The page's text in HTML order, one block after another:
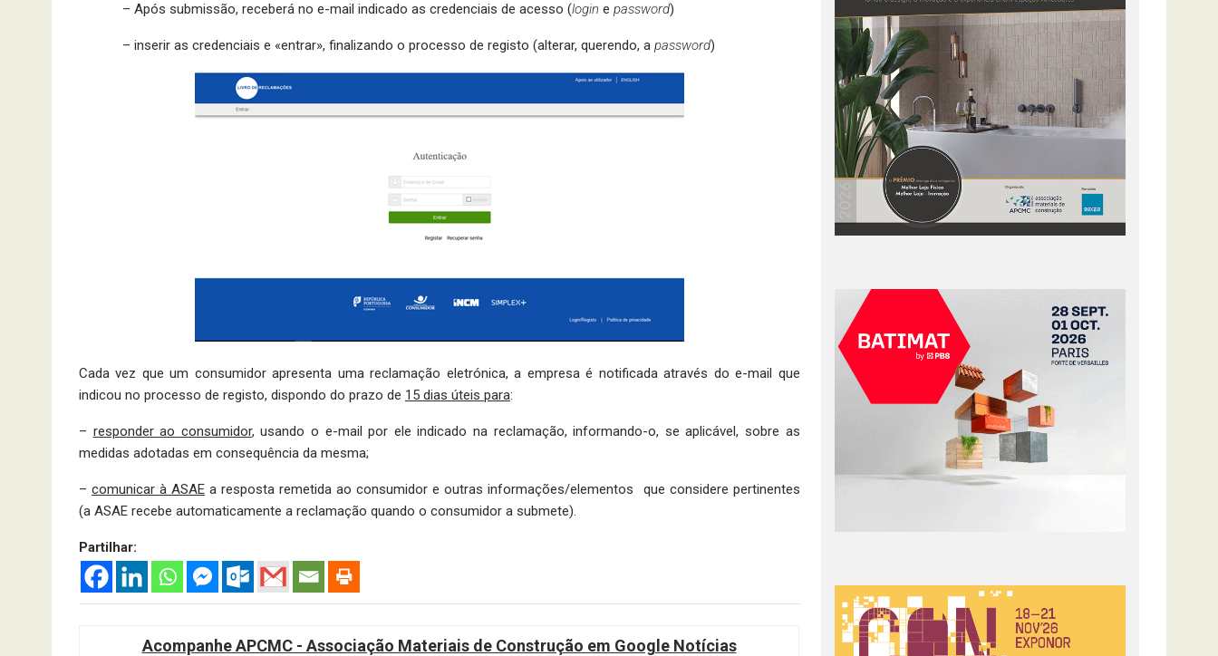
– Após submissão, receberá no e-mail indicado as credenciais de acesso (login e password)
– inserir as credenciais e «entrar», finalizando o processo de registo (alterar, querendo, a password)
Cada vez que um consumidor apresenta uma reclamação eletrónica, a empresa é notificada através do e-mail que
indicou no processo de registo, dispondo do prazo de 15 dias úteis para:
– responder ao consumidor, usando o e-mail por ele indicado na reclamação, informando-o, se aplicável, sobre as
medidas adotadas em consequência da mesma;
–comunicar à ASAE a resposta remetida ao consumidor e outras informações/elementos que considere pertinentes
(a ASAE recebe automaticamente a reclamação quando o consumidor a submete).
Partilhar:
Acompanhe APCMC - Associação Materiais de Construção em Google Notícias